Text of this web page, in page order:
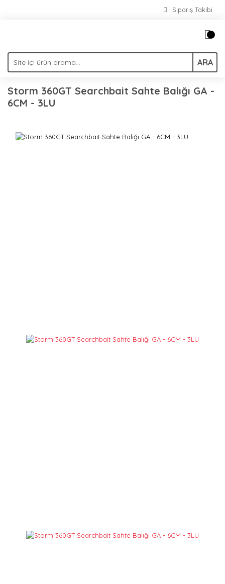
Sipariş Takibi
ARA
Storm 360GT Searchbait Sahte Balığı GA -
6CM - 3LU